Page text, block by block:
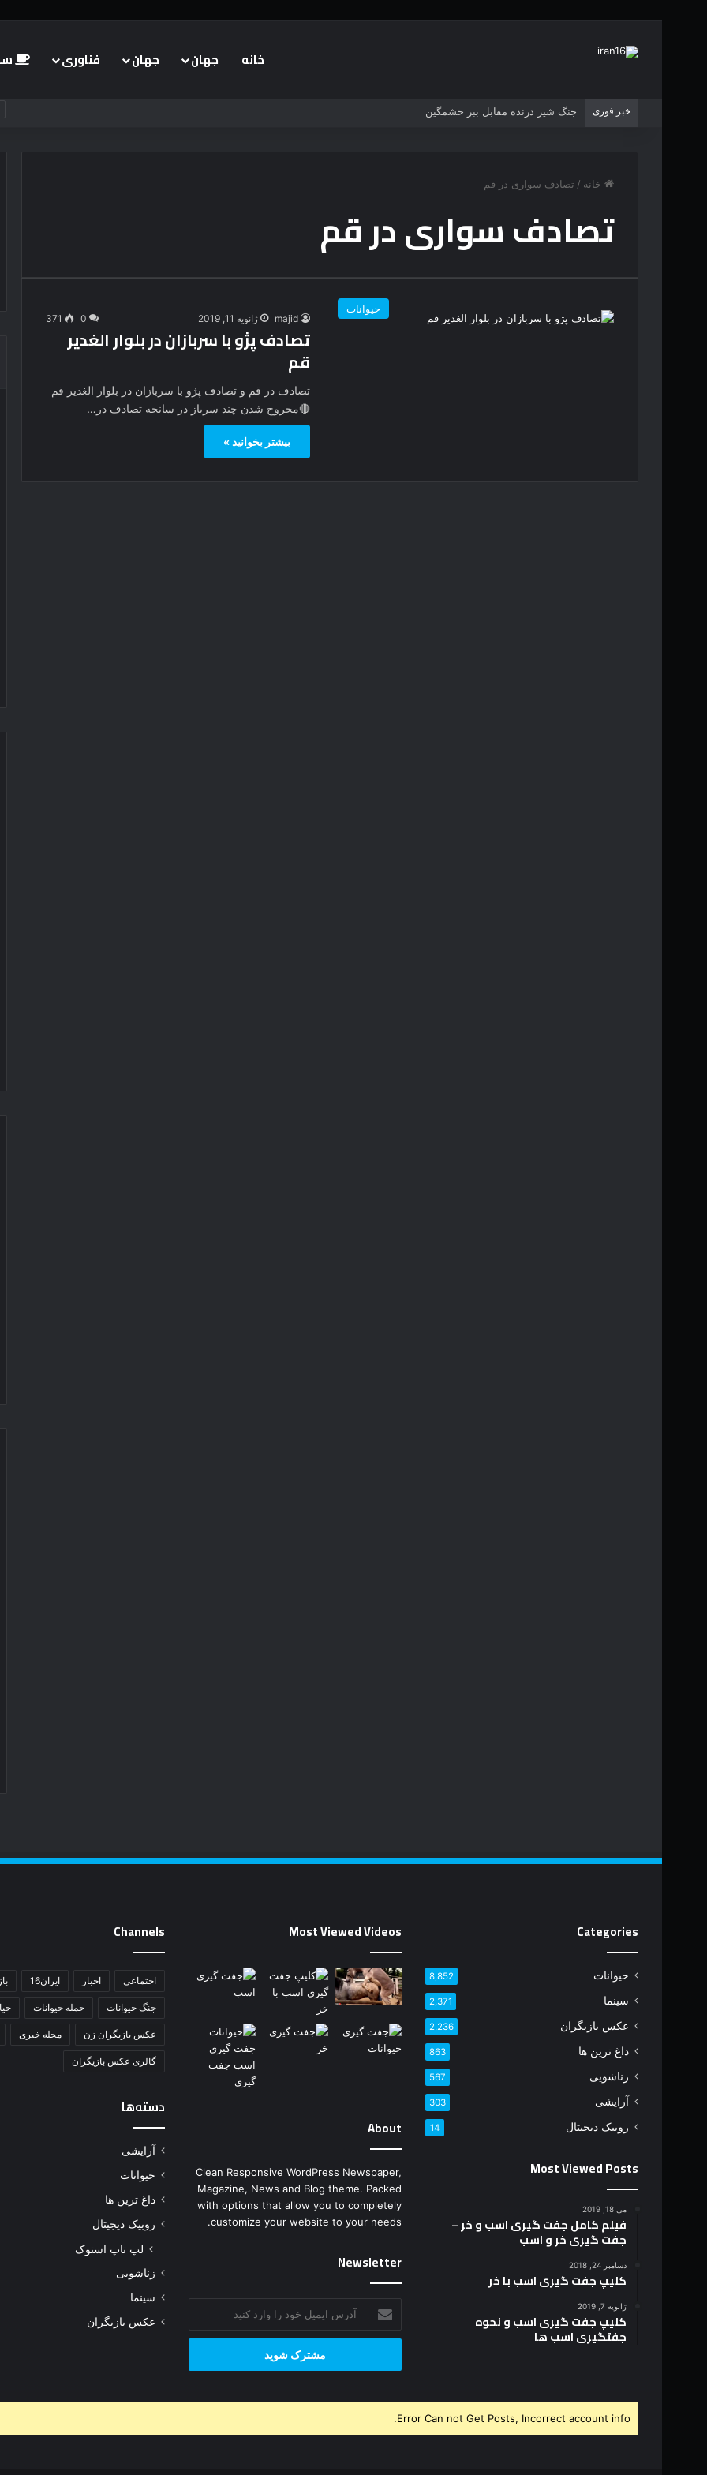
خانه جهان جهان فناوری
خبر فوری جنگ شیر درنده مقابل ببر خشمگین
خانه / تصادف سواری در قم
تصادف سواری در قم
حیوانات
majid ژانویه 11, 2019 0
371
تصادف پژو با سربازان در بلوار الغدیر
قم
تصادف در قم و تصادف پژو با سربازان در بلوار الغدیر قم
🔴مجروح شدن چند سرباز در سانحه تصادف در…
بیشتر بخوانید »
Categories
حیوانات 8,852
سینما 2,371
عکس بازیگران 2,236
داغ ترین ها 863
زناشویی 567
آرایشی 303
روبیک دیجیتال 14
Most Viewed Posts
می 18, 2019
فیلم کامل جفت گیری اسب و خر –
جفت گیری خر و اسب
دسامبر 24, 2018
کلیپ جفت گیری اسب با خر
ژانویه 7, 2019
کلیپ جفت گیری اسب و نحوه
جفتگیری اسب ها
Most Viewed Videos
About
Clean Responsive WordPress Newspaper,
Magazine, News and Blog theme. Packed
with options that allow you to completely
customize your website to your needs.
Newsletter
ایمیل
خود
وارد
Channels
اجتماعی اخبار ایران16
جنگ حیوانات حمله حیوانات
عکس بازیگران زن مجله خبری
گالری عکس بازیگران
دسته‌ها
آرایشی
حیوانات
داغ ترین ها
روبیک دیجیتال
لپ تاپ استوک
زناشویی
سینما
عکس بازیگران
Error Can not Get Posts, Incorrect account info.